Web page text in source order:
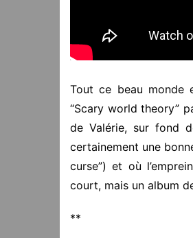
Tout ce beau monde
“Scary world theory”
de Valérie, sur fond
certainement une
curse”) et où
court, mais un album
**